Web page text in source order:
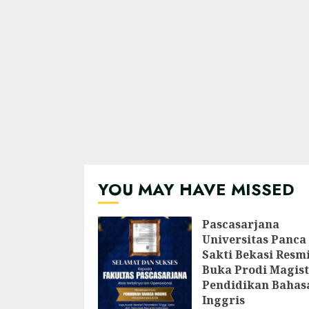
YOU MAY HAVE MISSED
Pascasarjana
Universitas Panca
Sakti Bekasi
Buka Prodi
Pendidikan
Inggris